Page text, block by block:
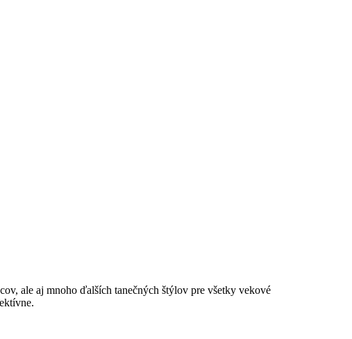
ale aj mnoho ďalších tanečných štýlov pre všetky vekové